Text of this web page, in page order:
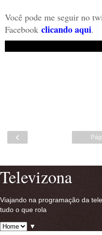
Você pode me seguir no
Facebook clicando aqui.
‹
Televizona
Viajando na programação da
tudo o que rola
▼